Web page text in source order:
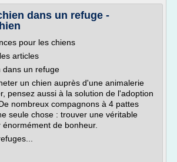
dans un refuge -
pour les chiens
articles
dans un refuge
un chien auprès d'une animalerie
pensez aussi à la solution de l'adoption
nombreux compagnons à 4 pattes
seule chose : trouver une véritable
de bonheur.